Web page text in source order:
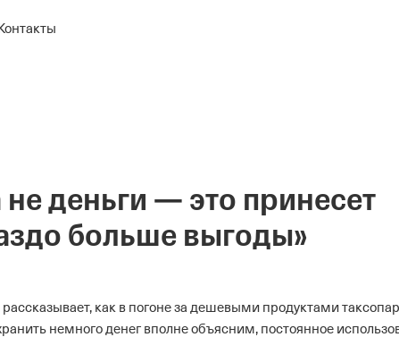
Контакты
деньги — это принесет
больше выгоды»
как в погоне за дешевыми продуктами
немного денег вполне объясним, постоянное